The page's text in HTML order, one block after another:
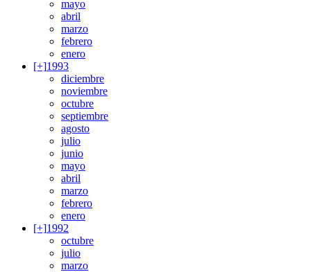
mayo
abril
marzo
febrero
enero
[+]1993
diciembre
noviembre
octubre
septiembre
agosto
julio
junio
mayo
abril
marzo
febrero
enero
[+]1992
octubre
julio
marzo